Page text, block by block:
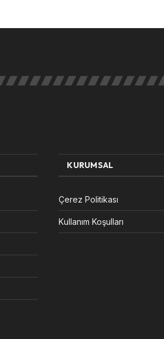
KURUMSAL
Çerez Politikası
Kullanım Koşulları